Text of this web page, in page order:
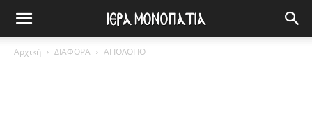
Αρχική ΔΙΑΦΟΡΑ ΑΓΙΟΛΟΓΙΟ